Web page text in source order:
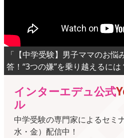
「【中学受験】男子ママのお悩
答！“3つの嫌”を乗り越えるに
インターエデュ公式
ル
中学受験の専門家によるセミ
水・金）配信中！